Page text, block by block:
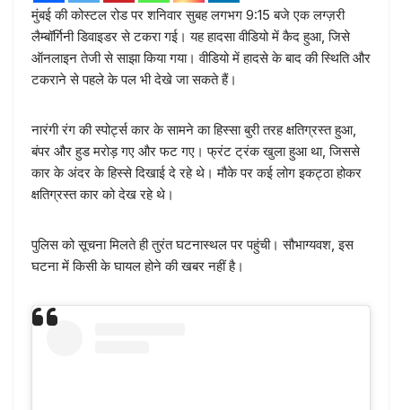
मुंबई की कोस्टल रोड पर शनिवार सुबह लगभग 9:15 बजे एक लग्ज़री
लैम्बॉर्गिनी डिवाइडर से टकरा गई। यह हादसा वीडियो में कैद हुआ, जिसे
ऑनलाइन तेजी से साझा किया गया। वीडियो में हादसे के बाद की स्थिति और
टकराने से पहले के पल भी देखे जा सकते हैं।
नारंगी रंग की स्पोर्ट्स कार के सामने का हिस्सा बुरी तरह क्षतिग्रस्त हुआ,
बंपर और हुड मरोड़ गए और फट गए। फ्रंट ट्रंक खुला हुआ था, जिससे
कार के अंदर के हिस्से दिखाई दे रहे थे। मौके पर कई लोग इकट्ठा होकर
क्षतिग्रस्त कार को देख रहे थे।
पुलिस को सूचना मिलते ही तुरंत घटनास्थल पर पहुंची। सौभाग्यवश, इस
घटना में किसी के घायल होने की खबर नहीं है।